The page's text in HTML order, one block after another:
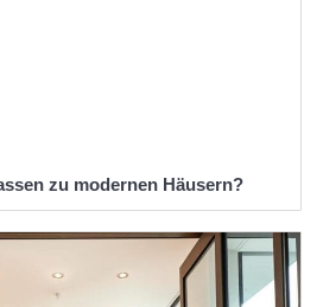
zu modernen Häusern?